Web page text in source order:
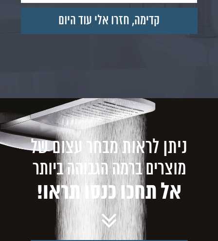
ניתן לראות מבחר עצום של
מוצרים ברמה הגבוהה ביותר
אל תחכו כנסו תראו!